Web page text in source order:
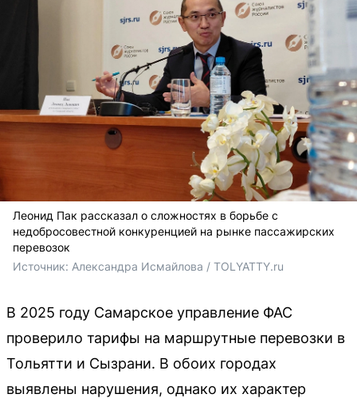
Леонид Пак рассказал о сложностях в борьбе с
недобросовестной конкуренцией на рынке пассажирских
перевозок
Источник: Александра Исмайлова / TOLYATTY.ru
В 2025 году Самарское управление ФАС
проверило тарифы на маршрутные перевозки в
Тольятти и Сызрани. В обоих городах
выявлены нарушения, однако их характер